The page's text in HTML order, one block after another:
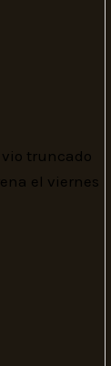
vio truncado
el viernes